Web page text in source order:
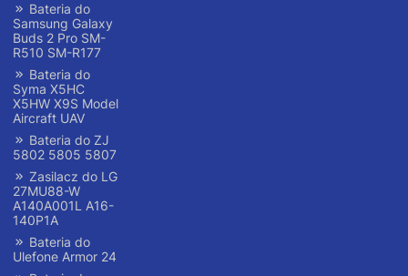
Bateria do
Samsung Galaxy
Buds 2 Pro SM-
R510 SM-R177
Bateria do
Syma X5HC
X5HW X9S Model
Aircraft UAV
Bateria do ZJ
5802 5805 5807
Zasilacz do LG
27MU88-W
A140A001L A16-
140P1A
Bateria do
Ulefone Armor 24